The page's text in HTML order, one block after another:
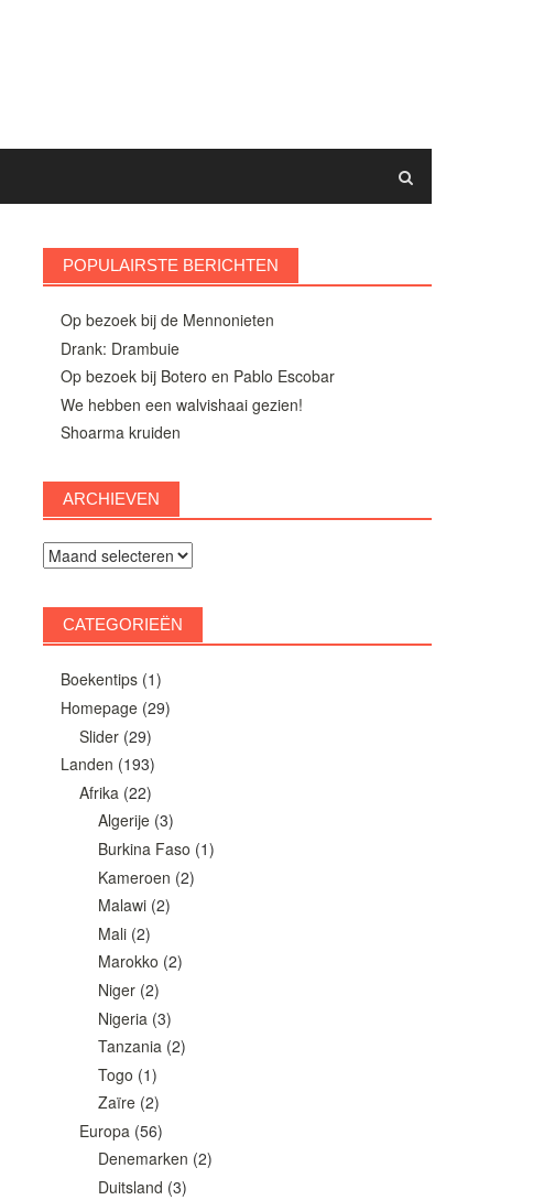
POPULAIRSTE BERICHTEN
Op bezoek bij de Mennonieten
Drank: Drambuie
Op bezoek bij Botero en Pablo Escobar
We hebben een walvishaai gezien!
Shoarma kruiden
ARCHIEVEN
Archieven
CATEGORIEËN
Boekentips (1)
Homepage (29)
Slider (29)
Landen (193)
Afrika (22)
Algerije (3)
Burkina Faso (1)
Kameroen (2)
Malawi (2)
Mali (2)
Marokko (2)
Niger (2)
Nigeria (3)
Tanzania (2)
Togo (1)
Zaïre (2)
Europa (56)
Denemarken (2)
Duitsland (3)